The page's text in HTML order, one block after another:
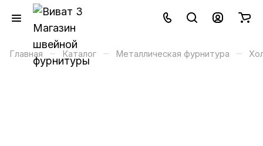
Главная – Каталог – Металлическая фурнитура –